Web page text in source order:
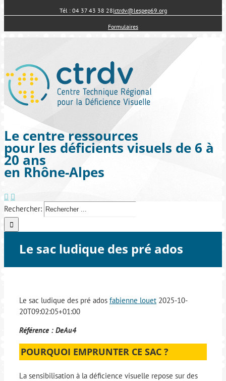
Tél : 04 37 43 38 28|ctrdv@lespep69.org
Formulaires
Le centre ressources
pour les déficients visuels de 6 à
20 ans
en Rhône-Alpes
Rechercher:
Le sac ludique des pré ados
Le sac ludique des pré ados fabienne louet 2025-10-
20T09:02:05+01:00
Référence : DeAu4
POURQUOI EMPRUNTER CE SAC ?
La sensibilisation à la déficience visuelle repose sur des